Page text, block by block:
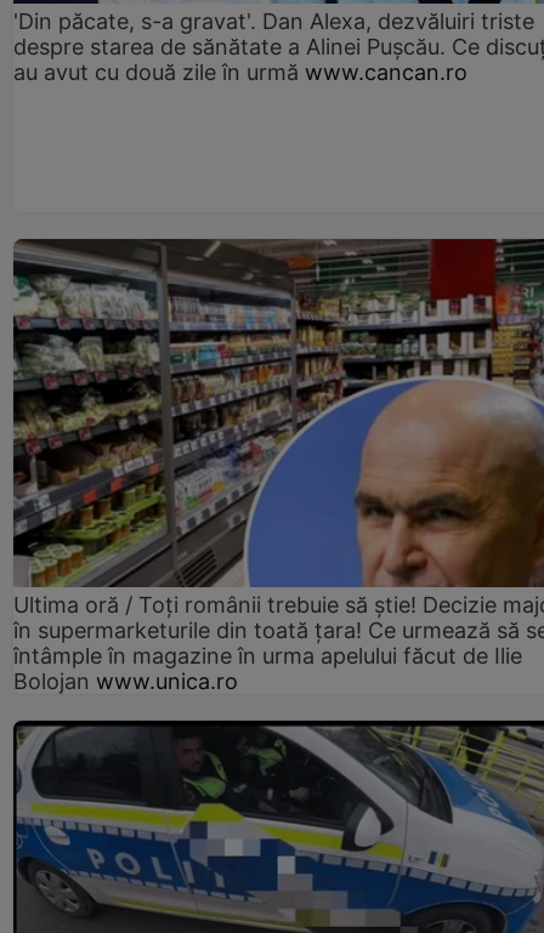
'Din păcate, s-a gravat'. Dan Alexa, dezvăluiri triste
despre starea de sănătate a Alinei Pușcău. Ce
au avut cu două zile în urmă www.cancan.ro
Ultima oră / Toți românii trebuie să știe! Decizie
în supermarketurile din toată țara! Ce urmează să
întâmple în magazine în urma apelului făcut de Ilie
Bolojan www.unica.ro